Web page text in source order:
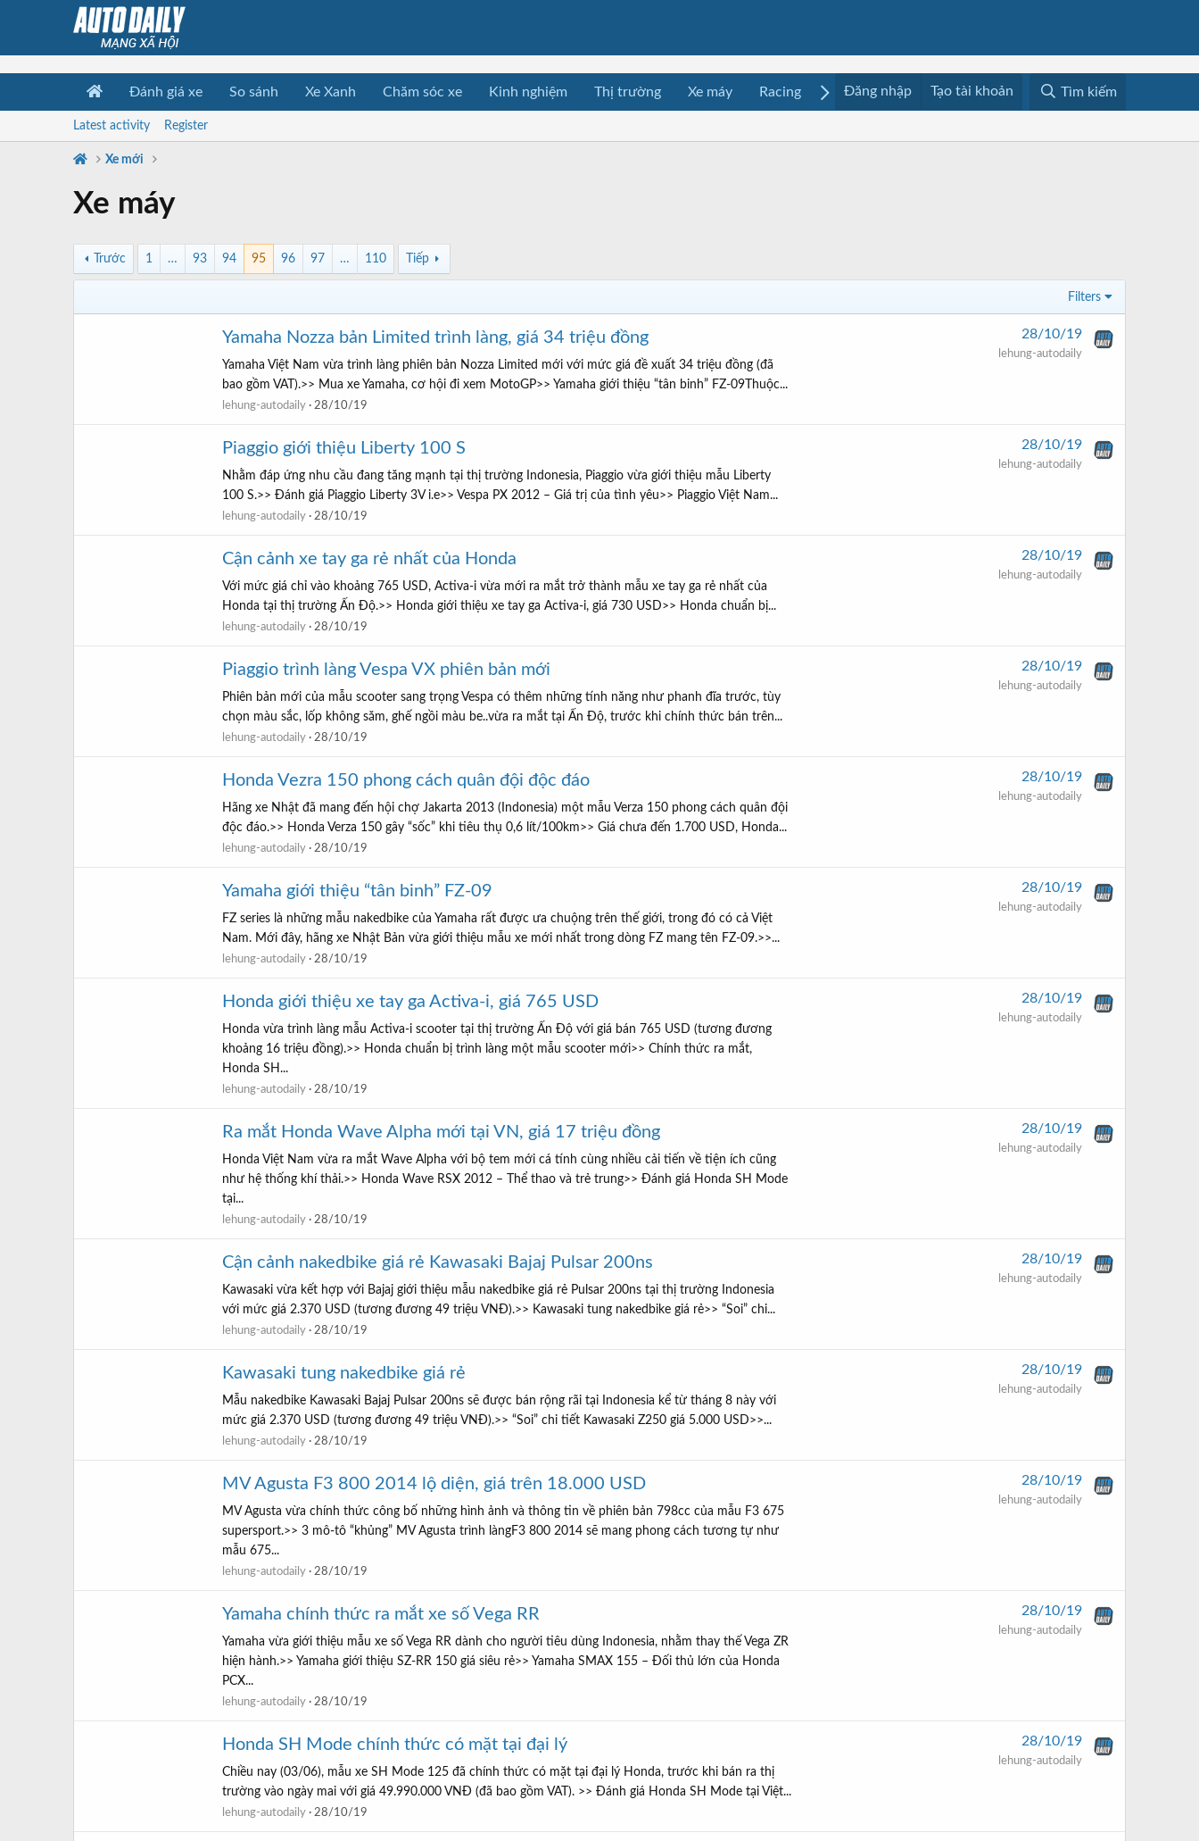
Đánh giá xe So sánh Xe Xanh Chăm sóc xe Kinh nghiệm Thị trường Xe máy Racing Mua bán Media Resources
Đăng nhập Tạo tài khoản Tìm kiếm
Latest activity Register
Xe mới
Xe máy
Trước 1 … 93 94 95 96 97 … 110 Tiếp
Filters
Yamaha Nozza bản Limited trình làng, giá 34 triệu đồng
Yamaha Việt Nam vừa trình làng phiên bản Nozza Limited mới với mức giá đề xuất 34 triệu đồng (đã
bao gồm VAT).>> Mua xe Yamaha, cơ hội đi xem MotoGP>> Yamaha giới thiệu “tân binh” FZ-09Thuộc...
lehung-autodaily 28/10/19
28/10/19
lehung-autodaily
Piaggio giới thiệu Liberty 100 S
Nhằm đáp ứng nhu cầu đang tăng mạnh tại thị trường Indonesia, Piaggio vừa giới thiệu mẫu Liberty
100 S.>> Đánh giá Piaggio Liberty 3V i.e>> Vespa PX 2012 – Giá trị của tình yêu>> Piaggio Việt Nam...
lehung-autodaily 28/10/19
28/10/19
lehung-autodaily
Cận cảnh xe tay ga rẻ nhất của Honda
Với mức giá chỉ vào khoảng 765 USD, Activa-i vừa mới ra mắt trở thành mẫu xe tay ga rẻ nhất của
Honda tại thị trường Ấn Độ.>> Honda giới thiệu xe tay ga Activa-i, giá 730 USD>> Honda chuẩn bị...
lehung-autodaily 28/10/19
28/10/19
lehung-autodaily
Piaggio trình làng Vespa VX phiên bản mới
Phiên bản mới của mẫu scooter sang trọng Vespa có thêm những tính năng như phanh đĩa trước, tùy
chọn màu sắc, lốp không săm, ghế ngồi màu be..vừa ra mắt tại Ấn Độ, trước khi chính thức bán trên...
lehung-autodaily 28/10/19
28/10/19
lehung-autodaily
Honda Vezra 150 phong cách quân đội độc đáo
Hãng xe Nhật đã mang đến hội chợ Jakarta 2013 (Indonesia) một mẫu Verza 150 phong cách quân đội
độc đáo.>> Honda Verza 150 gây “sốc” khi tiêu thụ 0,6 lít/100km>> Giá chưa đến 1.700 USD, Honda...
lehung-autodaily 28/10/19
28/10/19
lehung-autodaily
Yamaha giới thiệu “tân binh” FZ-09
FZ series là những mẫu nakedbike của Yamaha rất được ưa chuộng trên thế giới, trong đó có cả Việt
Nam. Mới đây, hãng xe Nhật Bản vừa giới thiệu mẫu xe mới nhất trong dòng FZ mang tên FZ-09.>>...
lehung-autodaily 28/10/19
28/10/19
lehung-autodaily
Honda giới thiệu xe tay ga Activa-i, giá 765 USD
Honda vừa trình làng mẫu Activa-i scooter tại thị trường Ấn Độ với giá bán 765 USD (tương đương
khoảng 16 triệu đồng).>> Honda chuẩn bị trình làng một mẫu scooter mới>> Chính thức ra mắt,
Honda SH...
lehung-autodaily 28/10/19
28/10/19
lehung-autodaily
Ra mắt Honda Wave Alpha mới tại VN, giá 17 triệu đồng
Honda Việt Nam vừa ra mắt Wave Alpha với bộ tem mới cá tính cùng nhiều cải tiến về tiện ích cũng
như hệ thống khí thải.>> Honda Wave RSX 2012 – Thể thao và trẻ trung>> Đánh giá Honda SH Mode
tại...
lehung-autodaily 28/10/19
28/10/19
lehung-autodaily
Cận cảnh nakedbike giá rẻ Kawasaki Bajaj Pulsar 200ns
Kawasaki vừa kết hợp với Bajaj giới thiệu mẫu nakedbike giá rẻ Pulsar 200ns tại thị trường Indonesia
với mức giá 2.370 USD (tương đương 49 triệu VNĐ).>> Kawasaki tung nakedbike giá rẻ>> “Soi” chi...
lehung-autodaily 28/10/19
28/10/19
lehung-autodaily
Kawasaki tung nakedbike giá rẻ
Mẫu nakedbike Kawasaki Bajaj Pulsar 200ns sẽ được bán rộng rãi tại Indonesia kể từ tháng 8 này với
mức giá 2.370 USD (tương đương 49 triệu VNĐ).>> “Soi” chi tiết Kawasaki Z250 giá 5.000 USD>>...
lehung-autodaily 28/10/19
28/10/19
lehung-autodaily
MV Agusta F3 800 2014 lộ diện, giá trên 18.000 USD
MV Agusta vừa chính thức công bố những hình ảnh và thông tin về phiên bản 798cc của mẫu F3 675
supersport.>> 3 mô-tô “khủng” MV Agusta trình làngF3 800 2014 sẽ mang phong cách tương tự như
mẫu 675...
lehung-autodaily 28/10/19
28/10/19
lehung-autodaily
Yamaha chính thức ra mắt xe số Vega RR
Yamaha vừa giới thiệu mẫu xe số Vega RR dành cho người tiêu dùng Indonesia, nhằm thay thế Vega ZR
hiện hành.>> Yamaha giới thiệu SZ-RR 150 giá siêu rẻ>> Yamaha SMAX 155 – Đối thủ lớn của Honda
PCX...
lehung-autodaily 28/10/19
28/10/19
lehung-autodaily
Honda SH Mode chính thức có mặt tại đại lý
Chiều nay (03/06), mẫu xe SH Mode 125 đã chính thức có mặt tại đại lý Honda, trước khi bán ra thị
trường vào ngày mai với giá 49.990.000 VNĐ (đã bao gồm VAT). >> Đánh giá Honda SH Mode tại Việt...
lehung-autodaily 28/10/19
28/10/19
lehung-autodaily